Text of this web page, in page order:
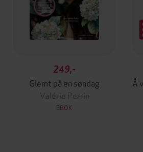
249,-
Glemt på en søndag
Valérie Perrin
EBOK